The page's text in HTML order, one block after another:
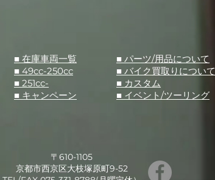
■ 在庫車両一覧
■ 49cc-250cc
■ 251cc-
■ キャンペーン
■ パーツ/用品について
​■ バイク買取りについて
​■ カスタム
​■ イベント/ツーリング
〒610-1105
京都市西京区大枝塚原町9-52